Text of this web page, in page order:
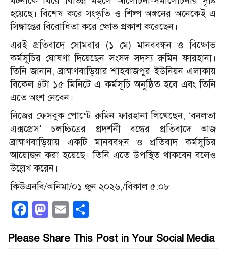
হয়েছে। বিশেষ করে সংস্কৃতি ও শিল্প অঙ্গনের অনেকেই এ
সিদ্ধান্তের বিরোধিতা করে ক্ষোভ প্রকাশ করেছেন।
এরই প্রতিবাদে সোমবার (১ মে) মানববন্ধন ও বিক্ষোভ
কর্মসূচির ঘোষণা দিয়েছেন সংসদ সদস্য রুমিন ফারহানা।
তিনি জানান, ব্রাহ্মণবাড়িয়ার শাহবাজপুর ইউনিয়ন এলাকায়
বিকেল ৪টা ১৫ মিনিটে এ কর্মসূচি অনুষ্ঠিত হবে এবং তিনি
এতে অংশ নেবেন।
নিজের ফেসবুক পোস্টে রুমিন ফারহানা লিখেছেন, ‘বনলতা
এক্সপ্রেস’ চলচ্চিত্রের প্রদর্শনী বন্ধের প্রতিবাদে আজ
ব্রাহ্মণবাড়িয়ায় একটি মানববন্ধন ও প্রতিবাদ কর্মসূচির
আয়োজন করা হয়েছে। তিনি এতে উপস্থিত থাকবেন বলেও
উল্লেখ করেন।
কিউএনবি/অনিমা/০১ জুন ২০২৬,/বিকাল ৫:০৮
Facebook
Mastodon
Email
Please Share This Post in Your Social Media